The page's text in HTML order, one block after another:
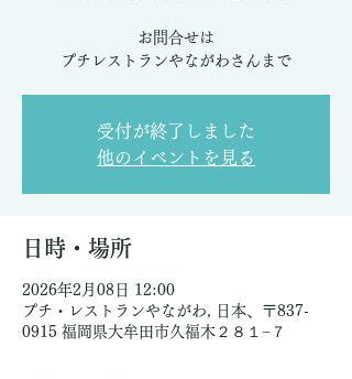
お問合せは
受付が終了しました
他のイベントを見る
日時・場所
2026年2月08日 12:00
プチ・レストランやながわ, 日本、〒837-
0915 福岡県大牟田市久福木２８１−７